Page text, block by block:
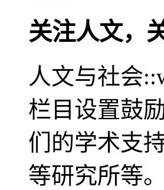
关注人文，
人文与社会
栏目设置鼓
们的学术支
等研究所等。